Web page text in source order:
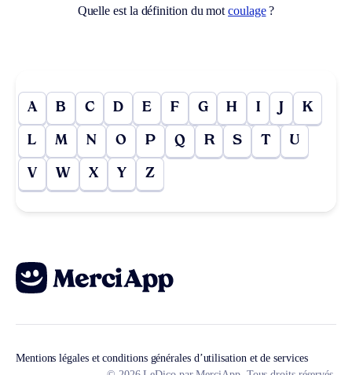
Quelle est la définition du motcoulage?
A B C D E F G H I J K
L M N O P Q R S T U
V W X Y Z
Mentions légales et conditions générales d’utilisation et de services